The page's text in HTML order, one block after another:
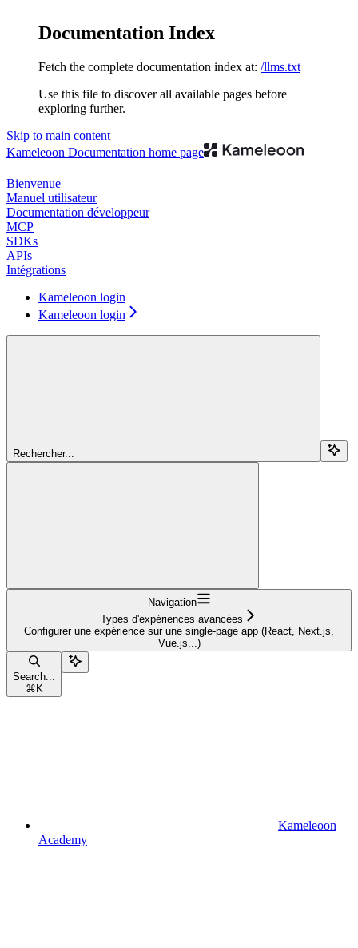
Documentation Index
Fetch the complete documentation index at: /llms.txt
Use this file to discover all available pages before
exploring further.
Skip to main content
Kameleoon Documentation home page
Bienvenue
Manuel utilisateur
Documentation développeur
MCP
SDKs
APIs
Intégrations
Kameleoon login
Kameleoon login
Rechercher...
Navigation
Types d'expériences avancées
Configurer une expérience sur une single-page app (React, Next.js,
Vue.js...)
Search...
⌘ K
Kameleoon
Academy